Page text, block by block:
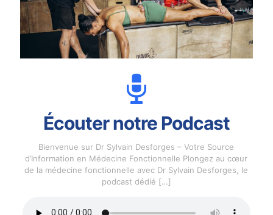
Écouter notre Podcast
Bienvenue sur Dr Sylvain Desforges – Votre Source
d’Information en Médecine Fonctionnelle Plongez au cœur
de la médecine fonctionnelle avec Dr Sylvain Desforges, le
podcast dédié […]